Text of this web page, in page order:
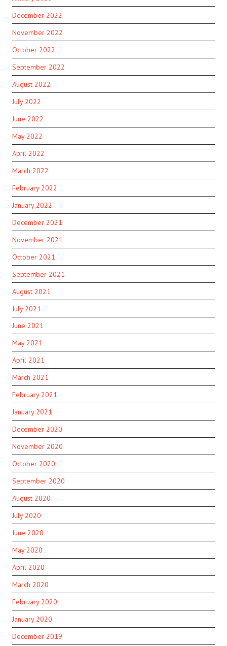
December 2022
November 2022
October 2022
September 2022
August 2022
July 2022
June 2022
May 2022
April 2022
March 2022
February 2022
January 2022
December 2021
November 2021
October 2021
September 2021
August 2021
July 2021
June 2021
May 2021
April 2021
March 2021
February 2021
January 2021
December 2020
November 2020
October 2020
September 2020
August 2020
July 2020
June 2020
May 2020
April 2020
March 2020
February 2020
January 2020
December 2019